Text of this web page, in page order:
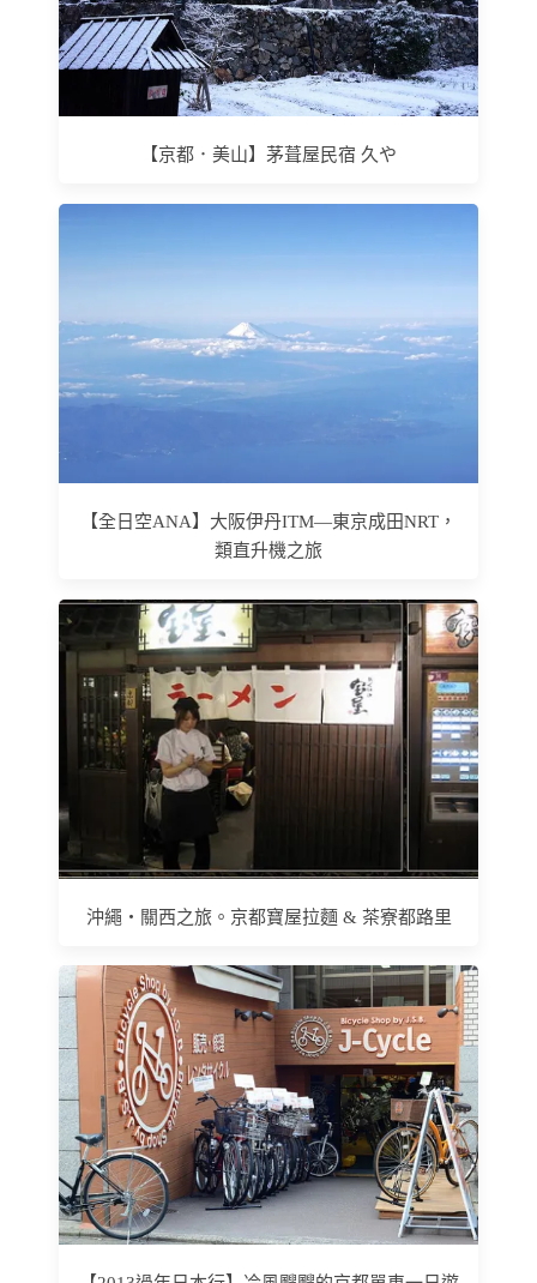
【京都．美山】茅葺屋民宿 久や
【全日空ANA】大阪伊丹ITM—東京成田NRT，
類直升機之旅
沖繩‧關西之旅。京都寶屋拉麵 & 茶寮都路里